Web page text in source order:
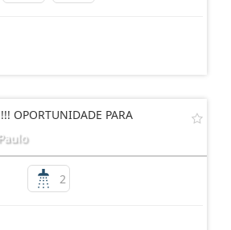
OPORTUNIDADE PARA
2